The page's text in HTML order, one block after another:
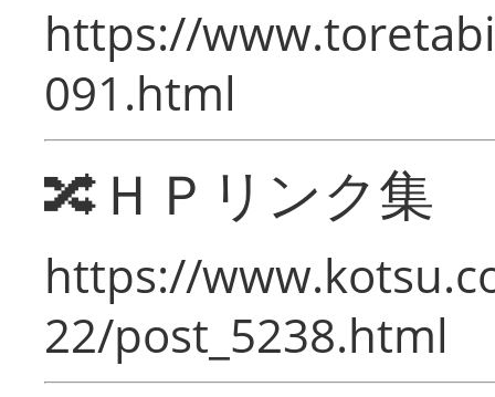
https://
091.html
🔀ＨＰリンク集
https://
22/post_5238.html